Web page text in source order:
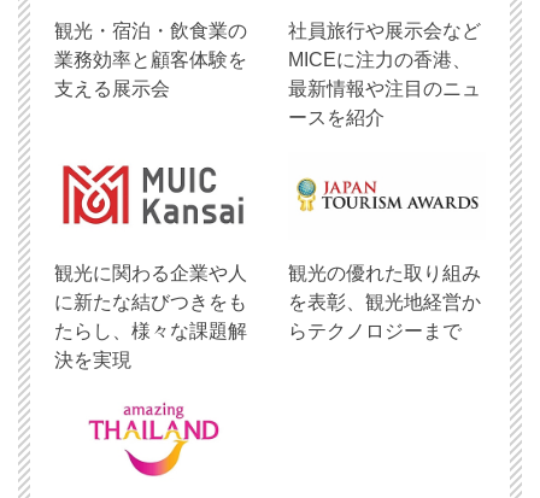
観光・宿泊・飲食業の
業務効率と顧客体験を
支える展示会
社員旅行や展示会など
MICEに注力の香港、
最新情報や注目のニュ
ースを紹介
観光に関わる企業や人
に新たな結びつきをも
たらし、様々な課題解
決を実現
観光の優れた取り組み
を表彰、観光地経営か
らテクノロジーまで